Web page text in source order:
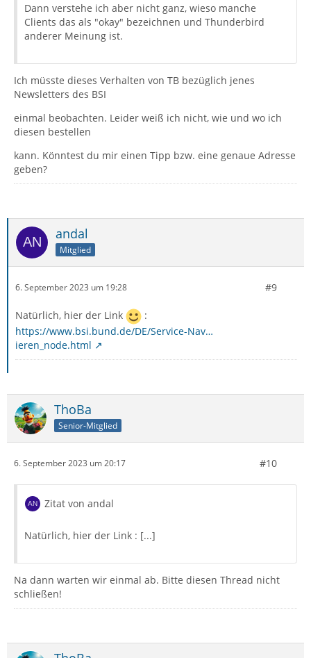
Dann verstehe ich aber nicht ganz, wieso manche
Clients das als "okay" bezeichnen und Thunderbird
anderer Meinung ist.
Ich müsste dieses Verhalten von TB bezüglich jenes
Newsletters des BSI
einmal beobachten. Leider weiß ich nicht, wie und wo ich
diesen bestellen
kann. Könntest du mir einen Tipp bzw. eine genaue Adresse
geben?
andal
Mitglied
6. September 2023 um 19:28 #9
Natürlich, hier der Link
:
https://www.bsi.bund.de/DE/Service-Nav…
ieren_node.html
ThoBa
Senior-Mitglied
6. September 2023 um 20:17 #10
Zitat von andal
Natürlich, hier der Link : [...]
Na dann warten wir einmal ab. Bitte diesen Thread nicht
schließen!